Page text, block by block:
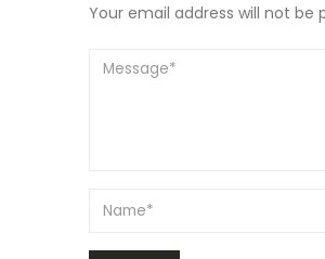
Your email address will not be